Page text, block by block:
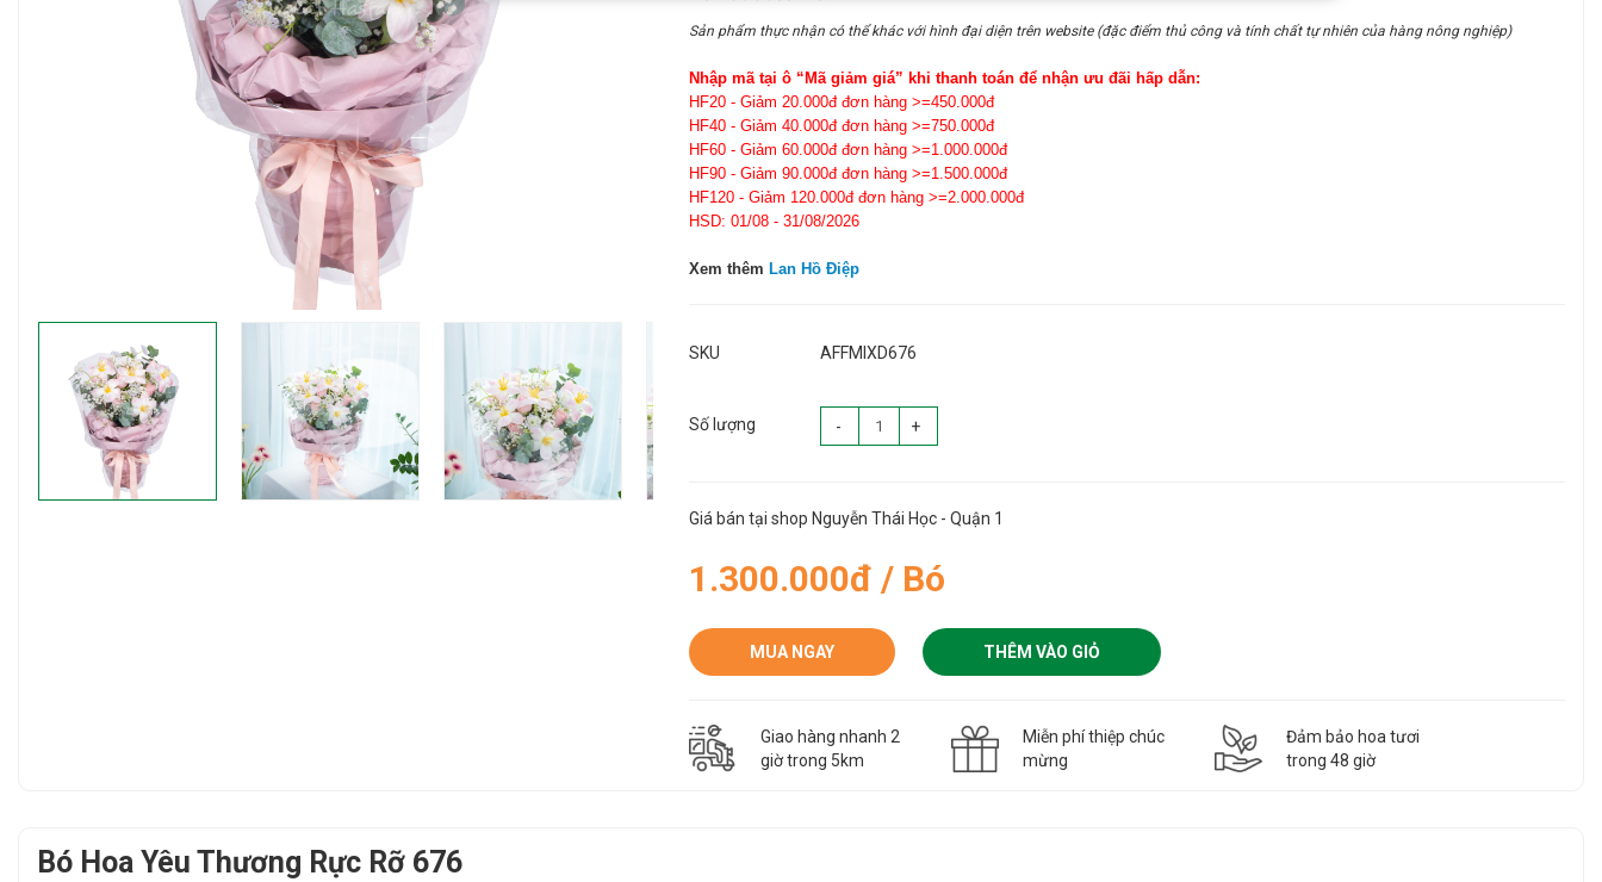
Sản phẩm thực nhận có thể khác với hình đại diện trên website (đặc điểm thủ công và tính chất tự nhiên của hàng nông nghiệp)
Nhập mã tại ô “Mã giảm giá” khi thanh toán để nhận ưu đãi hấp dẫn:
HF20 - Giảm 20.000đ đơn hàng >=450.000đ
HF40 - Giảm 40.000đ đơn hàng >=750.000đ
HF60 - Giảm 60.000đ đơn hàng >=1.000.000đ
HF90 - Giảm 90.000đ đơn hàng >=1.500.000đ
HF120 - Giảm 120.000đ đơn hàng >=2.000.000đ
HSD: 01/08 - 31/08/2026
Xem thêm Lan Hồ Điệp
SKU AFFMIXD676
Số lượng - +
Giá bán tại shop Nguyễn Thái Học - Quận 1
1.300.000đ / Bó
MUA NGAY THÊM VÀO GIỎ
Giao hàng nhanh 2
giờ trong 5km
Miễn phí thiệp chúc
mừng
Đảm bảo hoa tươi
trong 48 giờ
Bó Hoa Yêu Thương Rực Rỡ 676